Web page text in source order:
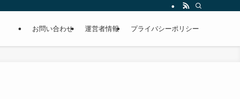
お問い合わせ 運営者情報 プライバシーポリシー